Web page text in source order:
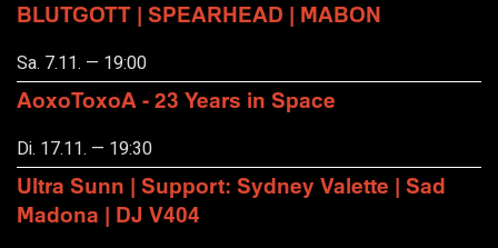
BLUTGOTT | SPEARHEAD | MABON
Sa. 7.11. — 19:00
AoxoToxoA - 23 Years in Space
Di. 17.11. — 19:30
Ultra Sunn | Support: Sydney Valette | Sad
Madona | DJ V404